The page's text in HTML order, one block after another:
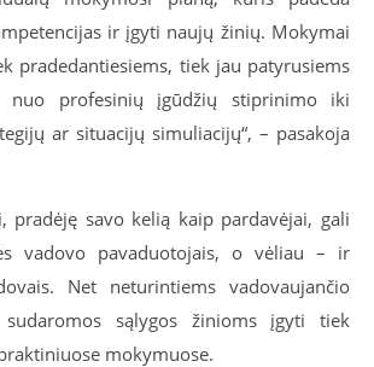
ir įgyti naujų žinių. Mokymai
pradedantiesiems, tiek jau patyrusiems
nuo profesinių įgūdžių stiprinimo iki
ar situacijų simuliacijų“, – pasakoja
pradėję savo kelią kaip pardavėjai, gali
vadovo pavaduotojais, o vėliau – ir
Net neturintiems vadovaujančio
sąlygos žinioms įgyti tiek
mokymuose.